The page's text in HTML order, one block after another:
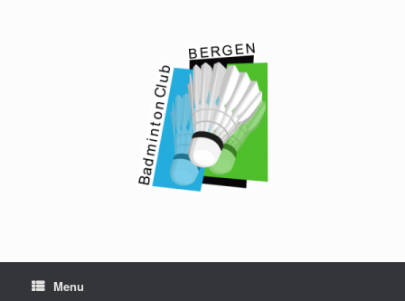
Menu